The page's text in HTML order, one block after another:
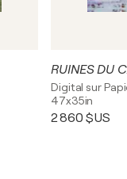
RUINES DU
Digital sur
47x35in
2 860 $US